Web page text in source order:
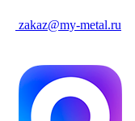
zakaz@my-metal.ru